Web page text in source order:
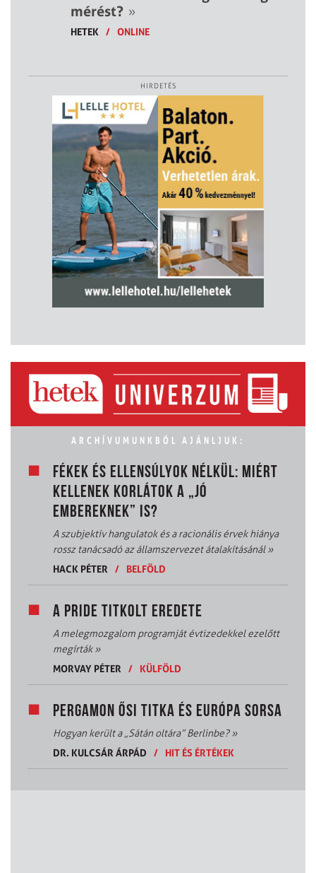
mérést? »
HETEK / ONLINE
HIRDETÉS
ARCHÍVUMUNKBÓL AJÁNLJUK:
FÉKEK ÉS ELLENSÚLYOK NÉLKÜL: MIÉRT
KELLENEK KORLÁTOK A „JÓ
EMBEREKNEK” IS?
A szubjektív hangulatok és a racionális érvek hiánya
rossz tanácsadó az államszervezet átalakításánál»
HACK PÉTER
/ BELFÖLD
A PRIDE TITKOLT EREDETE
A melegmozgalom programját évtizedekkel ezelőtt
megírták»
MORVAY PÉTER
/ KÜLFÖLD
PERGAMON ŐSI TITKA ÉS EURÓPA SORSA
Hogyan került a „Sátán oltára” Berlinbe?»
DR. KULCSÁR ÁRPÁD
/ HIT ÉS ÉRTÉKEK